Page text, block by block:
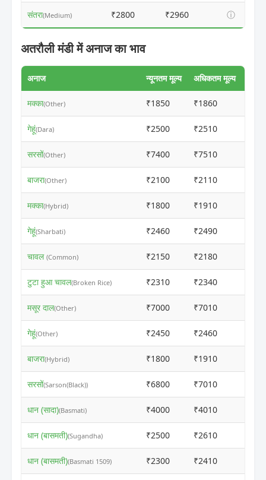
संतरा(Medium) ₹2800 ₹2960 ⓘ
अतरौली मंडी में अनाज का भाव
अनाज न्यूनतम मूल्य अधिकतम मूल्य
मक्का(Other) ₹1850 ₹1860
गेहूं(Dara) ₹2500 ₹2510
सरसों(Other) ₹7400 ₹7510
बाजरा(Other) ₹2100 ₹2110
मक्का(Hybrid) ₹1800 ₹1910
गेहूं(Sharbati) ₹2460 ₹2490
चावल (Common) ₹2150 ₹2180
टुटा हुआ चावल(Broken Rice) ₹2310 ₹2340
मसूर दाल(Other) ₹7000 ₹7010
गेहूं(Other) ₹2450 ₹2460
बाजरा(Hybrid) ₹1800 ₹1910
सरसों(Sarson(Black)) ₹6800 ₹7010
धान (सादा)(Basmati) ₹4000 ₹4010
धान (बासमती)(Sugandha) ₹2500 ₹2610
धान (बासमती)(Basmati 1509) ₹2300 ₹2410